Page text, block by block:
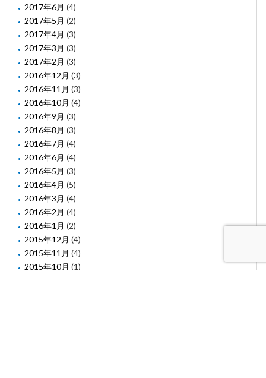
2017年6月 (4)
2017年5月 (2)
2017年4月 (3)
2017年3月 (3)
2017年2月 (3)
2016年12月 (3)
2016年11月 (3)
2016年10月 (4)
2016年9月 (3)
2016年8月 (3)
2016年7月 (4)
2016年6月 (4)
2016年5月 (3)
2016年4月 (5)
2016年3月 (4)
2016年2月 (4)
2016年1月 (2)
2015年12月 (4)
2015年11月 (4)
2015年10月 (1)